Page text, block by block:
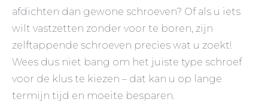
afdichten dan gewone schroeven? Of als u iets
wilt vastzetten zonder voor te boren, zijn
zelftappende schroeven precies wat u zoekt!
Wees dus niet bang om het juiste type schroef
voor de klus te kiezen – dat kan u op lange
termijn tijd en moeite besparen.